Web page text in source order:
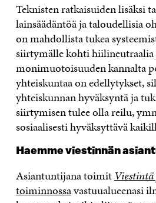
Teknisten ratkaisuiden lisäksi
lainsäädäntöä ja taloudellisia
on mahdollista tukea
siirtymälle kohti
monimuotoisuuden kannalta
yhteiskuntaa on edellytykset,
yhteiskunnan hyväksyntä ja
siirtymisen tulee olla reilu,
sosiaalisesti hyväksyttävä
Haemme viestinnän
Asiantuntijana toimit
toiminnossavastuualueenasi